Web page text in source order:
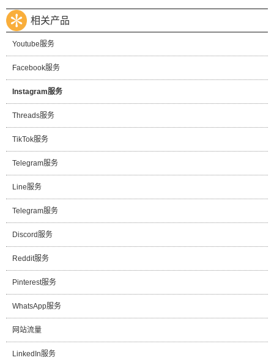
相关产品
Youtube服务
Facebook服务
Instagram服务
Threads服务
TikTok服务
Telegram服务
Line服务
Telegram服务
Discord服务
Reddit服务
Pinterest服务
WhatsApp服务
网站流量
LinkedIn服务